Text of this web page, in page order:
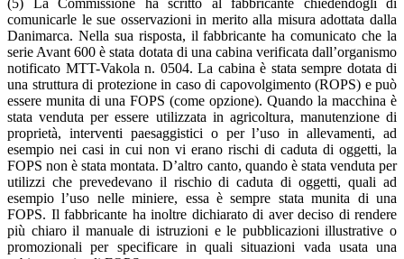
comunicarle le sue osservazioni in merito alla misura adottata dalla
Danimarca. Nella sua risposta, il fabbricante ha comunicato che la
serie Avant 600 è stata dotata di una cabina verificata dall’organismo
notificato MTT-Vakola n. 0504. La cabina è stata sempre dotata di
una struttura di protezione in caso di capovolgimento (ROPS) e può
essere munita di una FOPS (come opzione). Quando la macchina è
stata venduta per essere utilizzata in agricoltura, manutenzione di
proprietà, interventi paesaggistici o per l’uso in allevamenti, ad
esempio nei casi in cui non vi erano rischi di caduta di oggetti, la
FOPS non è stata montata. D’altro canto, quando è stata venduta per
utilizzi che prevedevano il rischio di caduta di oggetti, quali ad
esempio l’uso nelle miniere, essa è sempre stata munita di una
FOPS. Il fabbricante ha inoltre dichiarato di aver deciso di rendere
più chiaro il manuale di istruzioni e le pubblicazioni illustrative o
promozionali per specificare in quali situazioni vada usata una